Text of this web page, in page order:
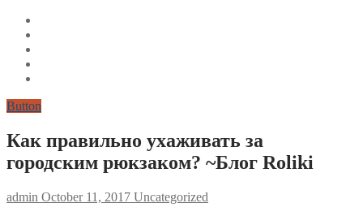
Button
Как правильно ухаживать за
городским рюкзаком? ~Блог Roliki
admin October 11, 2017 Uncategorized